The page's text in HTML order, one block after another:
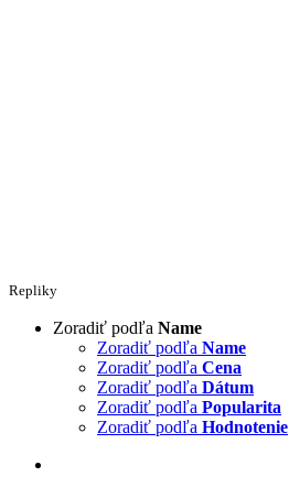
Repliky
Zoradiť podľa Name
Zoradiť podľa Name
Zoradiť podľa Cena
Zoradiť podľa Dátum
Zoradiť podľa Popularita
Zoradiť podľa Hodnotenie